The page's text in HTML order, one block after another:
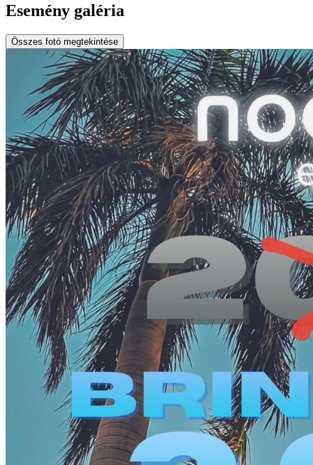
Esemény galéria
Összes fotó megtekintése